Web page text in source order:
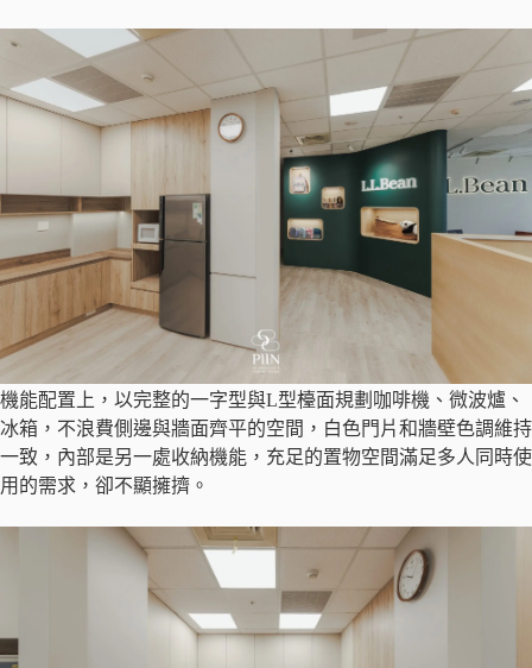
機能配置上，以完整的一字型與L型檯面規劃咖啡機、微波爐、
冰箱，不浪費側邊與牆面齊平的空間，白色門片和牆壁色調維持
一致，內部是另一處收納機能，充足的置物空間滿足多人同時使
用的需求，卻不顯擁擠。